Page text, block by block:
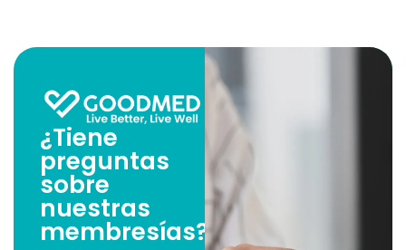
¿Tiene
preguntas
sobre
nuestras
membresías?